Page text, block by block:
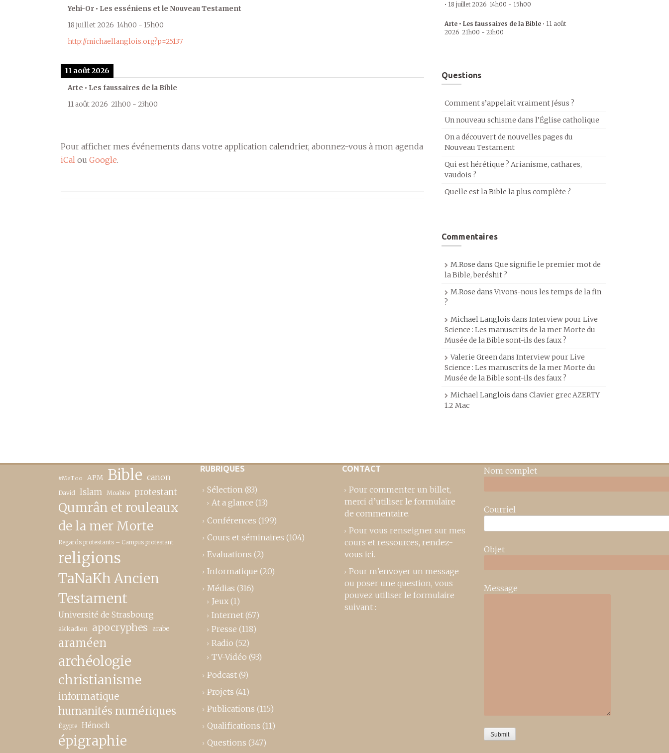
Yehi-Or • Les esséniens et le Nouveau Testament
18 juillet 2026 14h00 - 15h00
http://michaellanglois.org?p=25137
11 août 2026
Arte • Les faussaires de la Bible
11 août 2026 21h00 - 23h00
Pour afficher mes événements dans votre application calendrier, abonnez-vous à mon agenda
iCal ou Google.
• 18 juillet 2026 14h00 - 15h00
Arte • Les faussaires de la Bible • 11 août
2026 21h00 - 23h00
Questions
Comment s’appelait vraiment Jésus ?
Un nouveau schisme dans l’Église catholique
On a découvert de nouvelles pages du
Nouveau Testament
Qui est hérétique ? Arianisme, cathares,
vaudois ?
Quelle est la Bible la plus complète ?
Commentaires
M.Rose dans Que signifie le premier mot de
la Bible, beréshit ?
M.Rose dansVivons-nous les temps de la fin
?
Michael Langlois dans Interview pour Live
Science : Les manuscrits de la mer Morte du
Musée de la Bible sont-ils des faux ?
Valerie Greendans Interview pour Live
Science : Les manuscrits de la mer Morte du
Musée de la Bible sont-ils des faux ?
Michael Langlois dans Clavier grec AZERTY
1.2 Mac
#MeToo APM Bible canon
David Islam Moabite protestant
Qumrân et rouleaux
de la mer Morte
Regards protestants – Campus protestant
religions
TaNaKh Ancien
Testament
Université de Strasbourg
akkadien apocryphes arabe
araméen
archéologie
christianisme
informatique
humanités numériques
Égypte Hénoch
épigraphie
RUBRIQUES
Sélection (83)
At a glance (13)
Conférences (199)
Cours et séminaires (104)
Evaluations (2)
Informatique (20)
Médias (316)
Jeux (1)
Internet (67)
Presse (118)
Radio (52)
TV-Vidéo (93)
Podcast (9)
Projets (41)
Publications (115)
Qualifications (11)
Questions (347)
CONTACT
Pour commenter un billet,
merci d’utiliser le formulaire
de commentaire.
Pour vous renseigner sur mes
cours et ressources, rendez-
vous ici.
Pour m’envoyer un message
ou poser une question, vous
pouvez utiliser le formulaire
suivant :
Nom complet
Courriel
Objet
Message